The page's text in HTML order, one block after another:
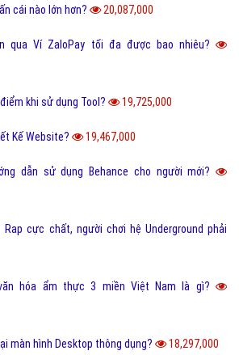
cái nào lớn hơn? 20,087,000
qua Ví ZaloPay tối đa được bao nhiêu?
khi sử dụng Tool? 19,725,000
Kế Website? 19,467,000
dẫn sử dụng Behance cho người mới?
cực chất, người chơi hệ Underground phải
hóa ẩm thực 3 miền Việt Nam là gì?
màn hình Desktop thông dụng? 18,297,000